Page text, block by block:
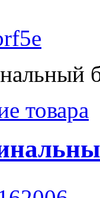
товара